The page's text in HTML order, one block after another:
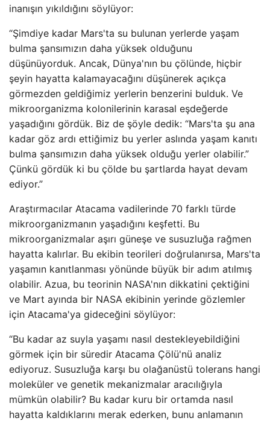
inanışın yıkıldığını söylüyor:
“Şimdiye kadar Mars'ta su bulunan yerlerde yaşam
bulma şansımızın daha yüksek olduğunu
düşünüyorduk. Ancak, Dünya'nın bu çölünde, hiçbir
şeyin hayatta kalamayacağını düşünerek açıkça
görmezden geldiğimiz yerlerin benzerini bulduk. Ve
mikroorganizma kolonilerinin karasal eşdeğerde
yaşadığını gördük. Biz de şöyle dedik: “Mars'ta şu ana
kadar göz ardı ettiğimiz bu yerler aslında yaşam kanıtı
bulma şansımızın daha yüksek olduğu yerler olabilir.”
Çünkü gördük ki bu çölde bu şartlarda hayat devam
ediyor.”
Araştırmacılar Atacama vadilerinde 70 farklı türde
mikroorganizmanın yaşadığını keşfetti. Bu
mikroorganizmalar aşırı güneşe ve susuzluğa rağmen
hayatta kalırlar. Bu ekibin teorileri doğrulanırsa, Mars'ta
yaşamın kanıtlanması yönünde büyük bir adım atılmış
olabilir. Azua, bu teorinin NASA'nın dikkatini çektiğini
ve Mart ayında bir NASA ekibinin yerinde gözlemler
için Atacama'ya gideceğini söylüyor:
“Bu kadar az suyla yaşamı nasıl destekleyebildiğini
görmek için bir süredir Atacama Çölü'nü analiz
ediyoruz. Susuzluğa karşı bu olağanüstü tolerans hangi
moleküler ve genetik mekanizmalar aracılığıyla
mümkün olabilir? Bu kadar kuru bir ortamda nasıl
hayatta kaldıklarını merak ederken, bunu anlamanın